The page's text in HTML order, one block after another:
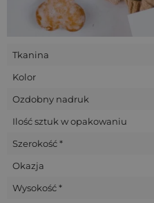
karteczkę z życzeniami
Ten format to nie tylko
Dla kogo?
Sklepy i marki zero waste
Twórcy handmade
prezentowych,
Organizatorzy eventów i
nakryciach, pakiety
Restauracje i hotele
Tkanina
Kolor
Ozdobny nadruk
Ilość sztuk w opakowaniu
Szerokość *
Okazja
Wysokość *